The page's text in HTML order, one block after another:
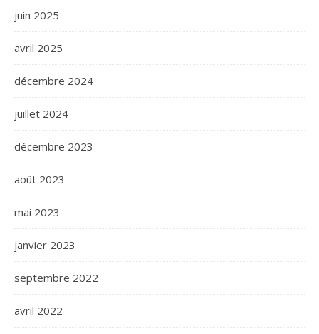
juin 2025
avril 2025
décembre 2024
juillet 2024
décembre 2023
août 2023
mai 2023
janvier 2023
septembre 2022
avril 2022